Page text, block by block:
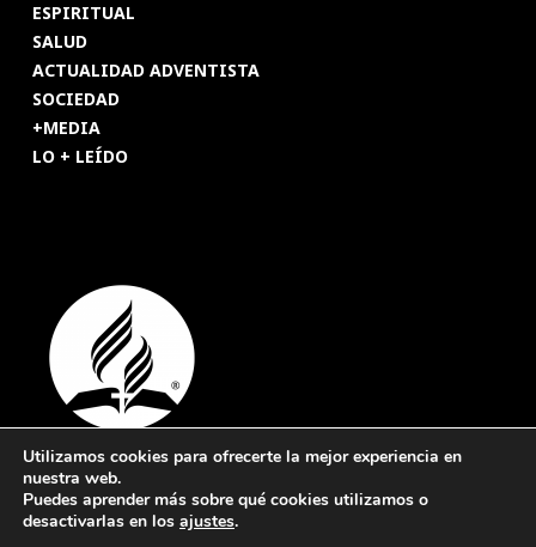
ESPIRITUAL
SALUD
ACTUALIDAD ADVENTISTA
SOCIEDAD
+MEDIA
LO + LEÍDO
© 2026 Revista Adventista de España. UICASDE. Derechos
reservados.
Utilizamos cookies para ofrecerte la mejor experiencia en
nuestra web.
Puedes aprender más sobre qué cookies utilizamos o
desactivarlas en los ajustes.